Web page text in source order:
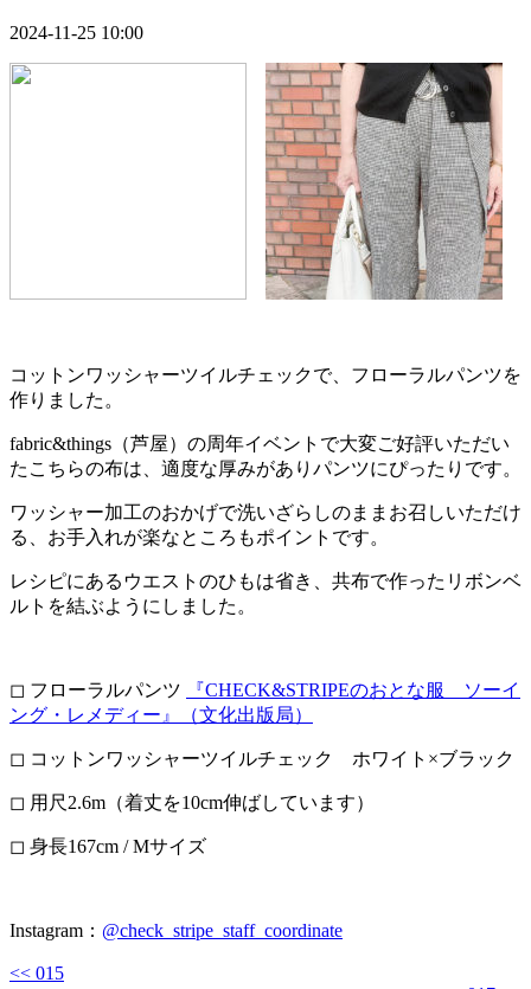
2024-11-25 10:00
コットンワッシャーツイルチェックで、フローラルパンツを
作りました。
fabric&things（芦屋）の周年イベントで大変ご好評いただい
たこちらの布は、適度な厚みがありパンツにぴったりです。
ワッシャー加工のおかげで洗いざらしのままお召しいただけ
る、お手入れが楽なところもポイントです。
レシピにあるウエストのひもは省き、共布で作ったリボンベ
ルトを結ぶようにしました。
⁡◻︎ フローラルパンツ
『CHECK&STRIPEのおとな服 ソーイ
ング・レメディー』（文化出版局）
◻︎ コットンワッシャーツイルチェック ホワイト×ブラック
◻︎ 用尺2.6m（着丈を10cm伸ばしています）
◻︎ 身長167cm / Mサイズ
Instagram： @check_stripe_staff_coordinate
<< 015